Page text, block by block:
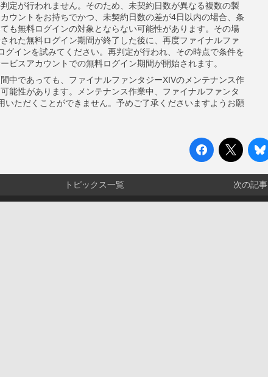
定が行われません。そのため、未契約日数が異なる複数の製
ウントをお持ちでかつ、未契約日数の差が4日以内の場合、条
も無料ログインの対象とならない可能性があります。その場
れた無料ログイン期間が終了した後に、再度ファイナルファ
グインを試みてください。再判定が行われ、その時点で条件を
ビスアカウントでの無料ログイン期間が開始されます。
中であっても、ファイナルファンタジーXIVのメンテナンス作
能性があります。メンテナンス作業中、ファイナルファンタ
いただくことができません。予めご了承くださいますようお願
トピックス一覧 次の記事